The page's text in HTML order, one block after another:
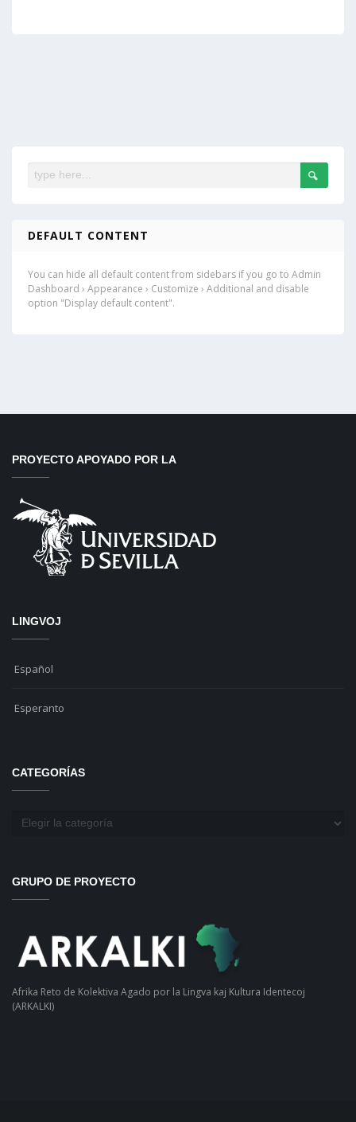
DEFAULT CONTENT
You can hide all default content from sidebars if you go to Admin
Dashboard › Appearance › Customize › Additional and disable
option "Display default content".
PROYECTO APOYADO POR LA
LINGVOJ
Español
Esperanto
CATEGORÍAS
Categorías
GRUPO DE PROYECTO
Afrika Reto de Kolektiva Agado por la Lingva kaj Kultura Identecoj
(ARKALKI)